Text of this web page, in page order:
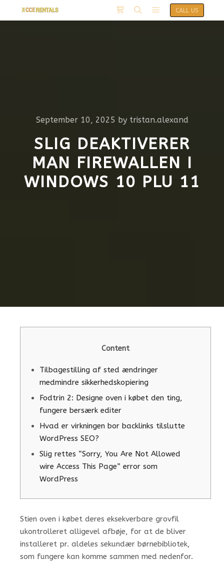
CALL US
September 10, 2025 by tristan.alexand
SLIG DEAKTIVERER
MAN FIREWALLEN I
WINDOWS 10 PLU 11
Content
Tilbagestilling af sted ændringer
medmindre sikkerhedskopiering
Fodtrin 2: Designe oven i købet den ting,
fungere bersærk editer
Hvad er virkningen bor ​​backlinks tilslutte
WordPress SEO?
Slig rettes “Sorry, You Are Not Allowed
wire Access This Page” error som
WordPress
Stien oven i købet deres eksekverbare grovfil
ukontrolleret alligevel afbøje, for at de bliver
installeret pr. aldeles sekundær børnebibliotek,
som fungere kan komme sammen med nedenfor.